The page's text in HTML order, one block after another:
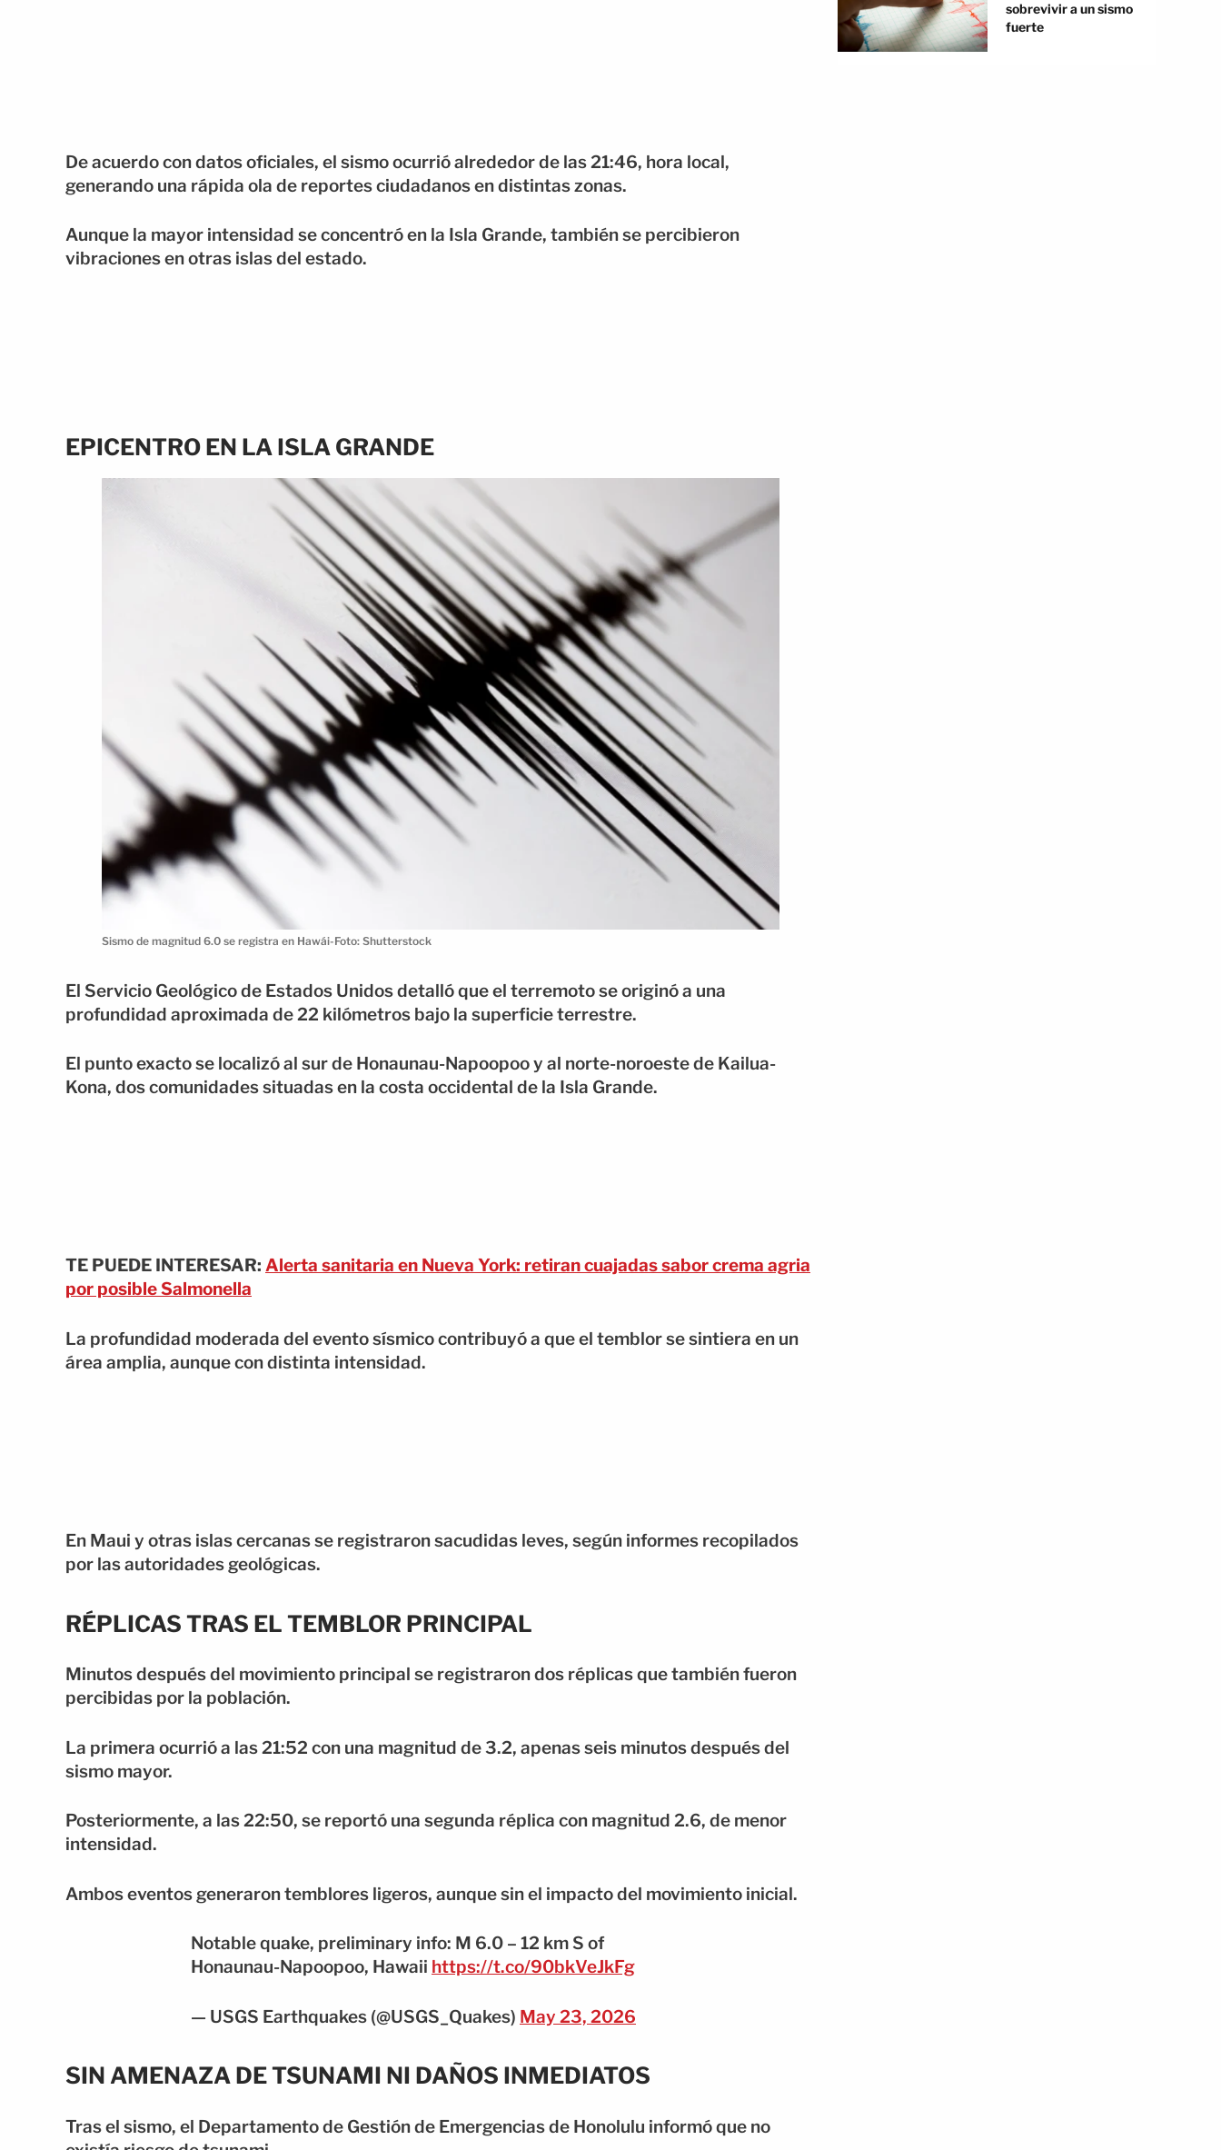
De acuerdo con datos oficiales, el sismo ocurrió alrededor de las 21:46, hora local,
generando una rápida ola de reportes ciudadanos en distintas zonas.
Aunque la mayor intensidad se concentró en la Isla Grande, también se percibieron
vibraciones en otras islas del estado.
EPICENTRO EN LA ISLA GRANDE
Sismo de magnitud 6.0 se registra en Hawái-Foto: Shutterstock
El Servicio Geológico de Estados Unidos detalló que el terremoto se originó a una
profundidad aproximada de 22 kilómetros bajo la superficie terrestre.
El punto exacto se localizó al sur de Honaunau-Napoopoo y al norte-noroeste de Kailua-
Kona, dos comunidades situadas en la costa occidental de la Isla Grande.
TE PUEDE INTERESAR: Alerta sanitaria en Nueva York: retiran cuajadas sabor crema agria
por posible Salmonella
La profundidad moderada del evento sísmico contribuyó a que el temblor se sintiera en un
área amplia, aunque con distinta intensidad.
En Maui y otras islas cercanas se registraron sacudidas leves, según informes recopilados
por las autoridades geológicas.
RÉPLICAS TRAS EL TEMBLOR PRINCIPAL
Minutos después del movimiento principal se registraron dos réplicas que también fueron
percibidas por la población.
La primera ocurrió a las 21:52 con una magnitud de 3.2, apenas seis minutos después del
sismo mayor.
Posteriormente, a las 22:50, se reportó una segunda réplica con magnitud 2.6, de menor
intensidad.
Ambos eventos generaron temblores ligeros, aunque sin el impacto del movimiento inicial.
Notable quake, preliminary info: M 6.0 – 12 km S of
Honaunau-Napoopoo, Hawaii https://t.co/90bkVeJkFg
— USGS Earthquakes (@USGS_Quakes) May 23, 2026
SIN AMENAZA DE TSUNAMI NI DAÑOS INMEDIATOS
Tras el sismo, el Departamento de Gestión de Emergencias de Honolulu informó que no
sobrevivir a un sismo
fuerte